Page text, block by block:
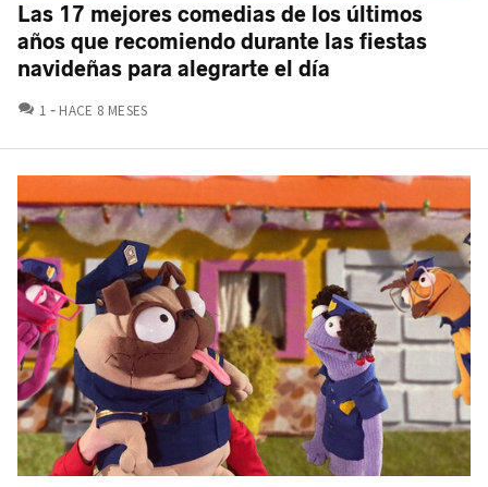
Las 17 mejores comedias de los últimos
años que recomiendo durante las fiestas
navideñas para alegrarte el día
1 COMENTARIOS
HACE 8 MESES